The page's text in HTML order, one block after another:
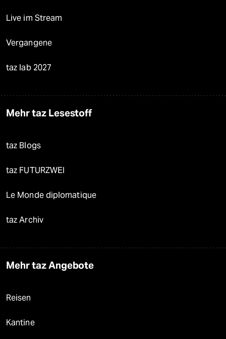
Live im Stream
Vergangene
taz lab 2027
Mehr taz Lesestoff
taz Blogs
taz FUTURZWEI
Le Monde diplomatique
taz Archiv
Mehr taz Angebote
Reisen
Kantine